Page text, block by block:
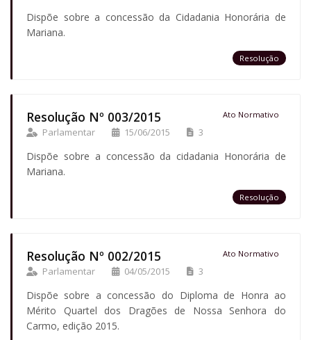
Dispõe sobre a concessão da Cidadania Honorária de
Mariana.
Resolução
Resolução Nº 003/2015 Ato Normativo
Parlamentar 15/06/2015 3
Dispõe sobre a concessão da cidadania Honorária de
Mariana.
Resolução
Resolução Nº 002/2015 Ato Normativo
Parlamentar 04/05/2015 3
Dispõe sobre a concessão do Diploma de Honra ao
Mérito Quartel dos Dragões de Nossa Senhora do
Carmo, edição 2015.